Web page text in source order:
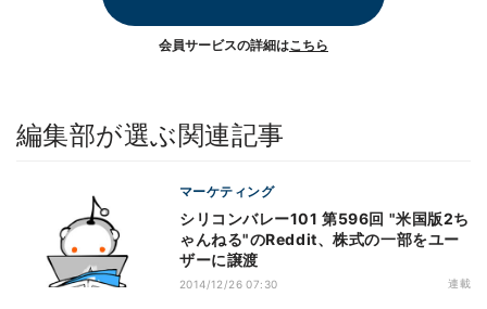
会員サービスの詳細はこちら
編集部が選ぶ関連記事
マーケティング
シリコンバレー101 第596回 "米国版2ち
ゃんねる"のReddit、株式の一部をユー
ザーに譲渡
2014/12/26 07:30 連載